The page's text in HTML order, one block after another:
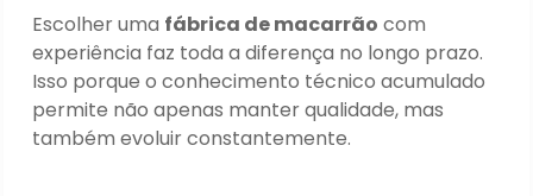
Escolher uma fábrica de macarrão com
experiência faz toda a diferença no longo prazo.
Isso porque o conhecimento técnico acumulado
permite não apenas manter qualidade, mas
também evoluir constantemente.